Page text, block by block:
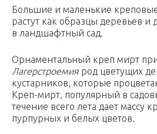
Большие и маленькие
растут как образцы деревьев
в ландшафтный сад.
Орнаментальный креп мирт
Лагерстроемия род цветущих
кустарников, которые
Креп-мирт, популярный в
течение всего лета дает массу
пурпурных и белых цветов.